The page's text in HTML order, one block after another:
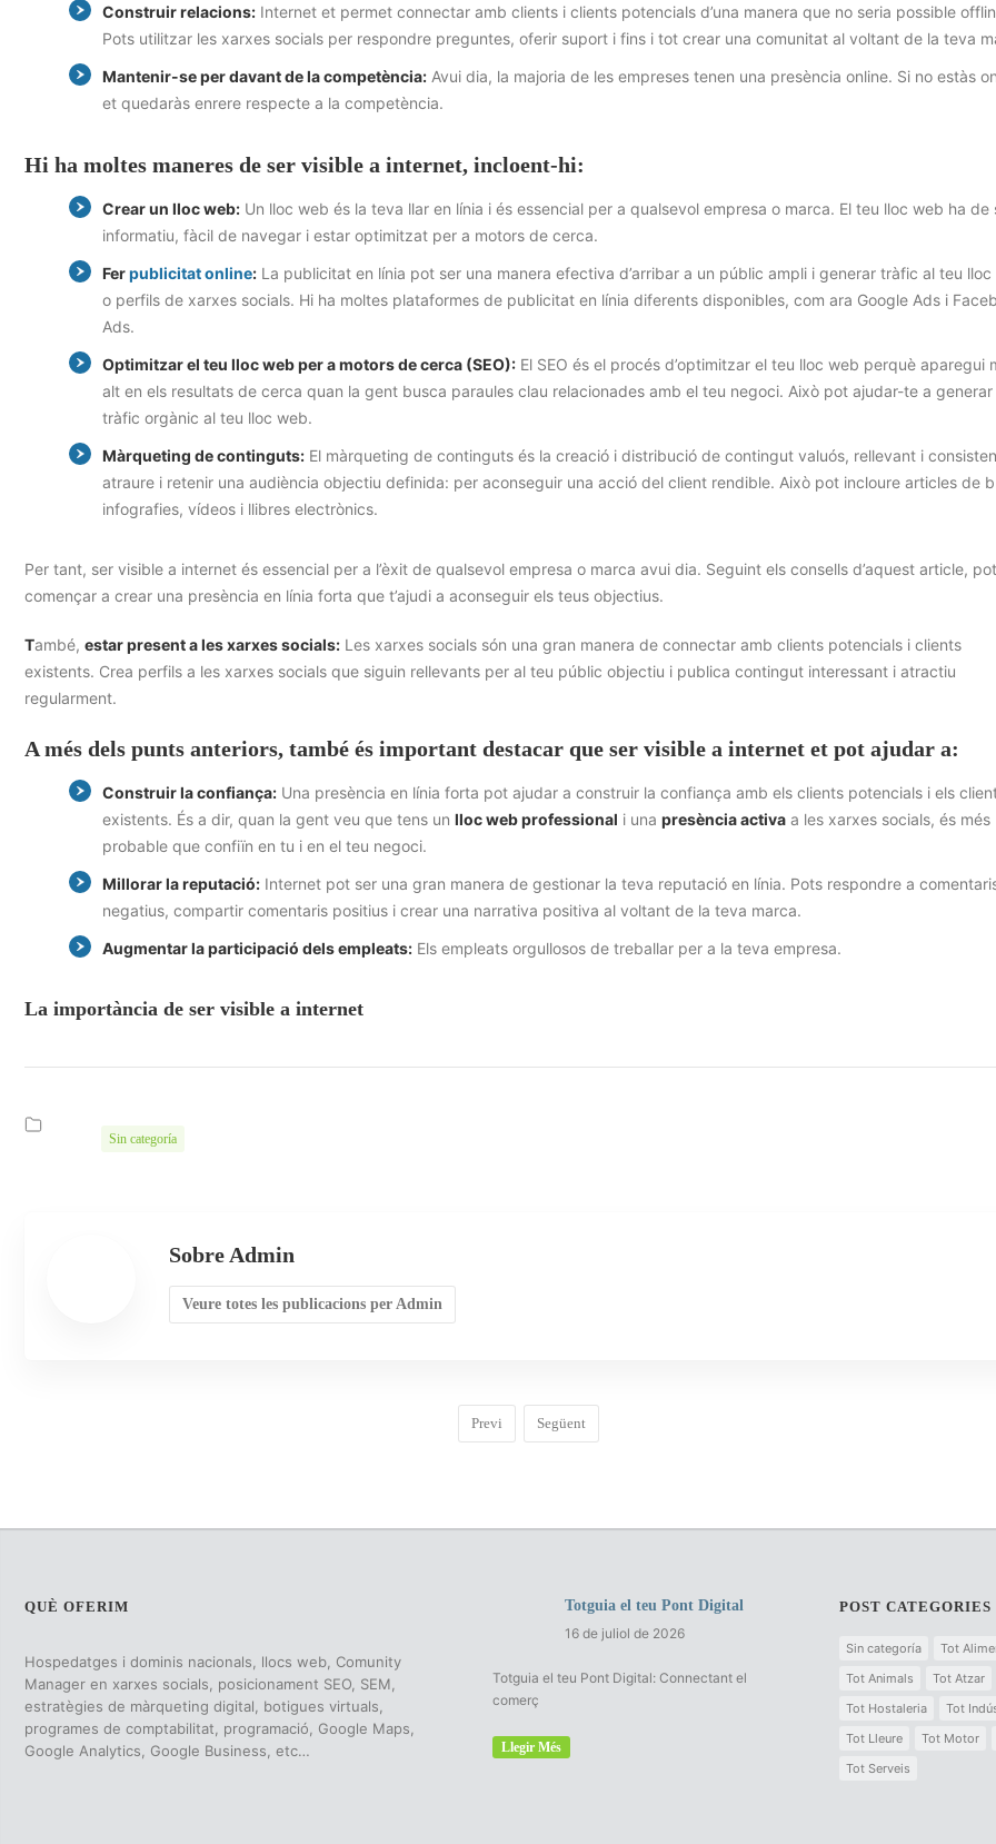
Construir relacions: Internet et permet connectar amb clients i clients potencials d’una manera que no seria possible
Pots utilitzar les xarxes socials per respondre preguntes, oferir suport i fins i tot crear una comunitat al voltant de la teva
Mantenir-se per davant de la competència: Avui dia, la majoria de les empreses tenen una presència online. Si no estàs
et quedaràs enrere respecte a la competència.
Hi ha moltes maneres de ser visible a internet, incloent-hi:
Crear un lloc web: Un lloc web és la teva llar en línia i és essencial per a qualsevol empresa o marca. El teu lloc web ha de
informatiu, fàcil de navegar i estar optimitzat per a motors de cerca.
Ferpublicitat online: La publicitat en línia pot ser una manera efectiva d’arribar a un públic ampli i generar tràfic al teu
o perfils de xarxes socials. Hi ha moltes plataformes de publicitat en línia diferents disponibles, com ara Google Ads i
Ads.
Optimitzar el teu lloc web per a motors de cerca (SEO): El SEO és el procés d’optimitzar el teu lloc web perquè aparegui
alt en els resultats de cerca quan la gent busca paraules clau relacionades amb el teu negoci. Això pot ajudar-te a generar
tràfic orgànic al teu lloc web.
Màrqueting de continguts: El màrqueting de continguts és la creació i distribució de contingut valuós, rellevant i
atraure i retenir una audiència objectiu definida: per aconseguir una acció del client rendible. Això pot incloure articles de
infografies, vídeos i llibres electrònics.
Per tant, ser visible a internet és essencial per a l’èxit de qualsevol empresa o marca avui dia. Seguint els consells d’aquest article,
començar a crear una presència en línia forta que t’ajudi a aconseguir els teus objectius.
També, estar present a les xarxes socials: Les xarxes socials són una gran manera de connectar amb clients potencials i clients
existents. Crea perfils a les xarxes socials que siguin rellevants per al teu públic objectiu i publica contingut interessant i atractiu
regularment.
A més dels punts anteriors, també és important destacar que ser visible a internet et pot ajudar a:
Construir la confiança: Una presència en línia forta pot ajudar a construir la confiança amb els clients potencials i els
existents. És a dir, quan la gent veu que tens un lloc web professional i una presència activa a les xarxes socials, és més
probable que confiïn en tu i en el teu negoci.
Millorar la reputació: Internet pot ser una gran manera de gestionar la teva reputació en línia. Pots respondre a
negatius, compartir comentaris positius i crear una narrativa positiva al voltant de la teva marca.
Augmentar la participació dels empleats: Els empleats orgullosos de treballar per a la teva empresa.
La importància de ser visible a internet
Sin categoría
Sobre Admin
Veure totes les publicacions per Admin
Previ Següent
QUÈ OFERIM
Hospedatges i dominis nacionals, llocs web, Comunity
Manager en xarxes socials, posicionament SEO, SEM,
estratègies de màrqueting digital, botigues virtuals,
programes de comptabilitat, programació, Google Maps,
Google Analytics, Google Business, etc…
Totguia el teu Pont Digital
16 de juliol de 2026
Totguia el teu Pont Digital: Connectant el
comerç
Llegir Més
POST CATEGORIES
Sin categoría
Tot
Tot Animals
Tot Atzar
Tot Hostaleria
Tot
Tot Lleure
Tot Motor
Tot Serveis